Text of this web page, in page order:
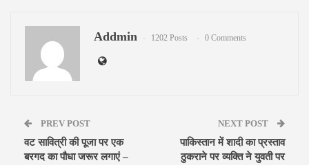
Addmin 1202 Posts 0 Comments
PREV POST
वट सावित्री की पूजा पर एक
बरगद का पौधा जरूर लगाएं –
NEXT POST
पाकिस्तान में शादी का प्रस्ताव
ठुकराने पर व्यक्ति ने युवती पर